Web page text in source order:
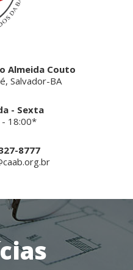
Almeida Couto
Salvador-BA
- Sexta
- 18:00*
8777